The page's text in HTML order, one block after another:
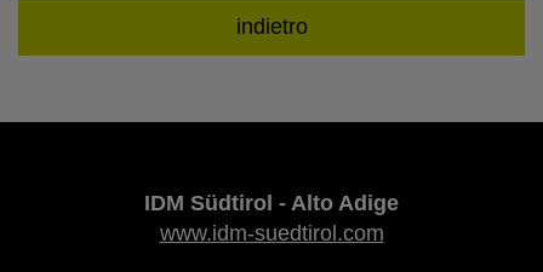
indietro
IDM Südtirol - Alto Adige
www.idm-suedtirol.com